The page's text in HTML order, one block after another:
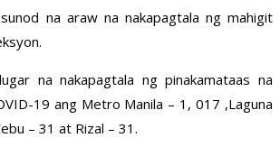
na araw na nakapagtala ng mahigit
na nakapagtala ng pinakamataas na
19 ang Metro Manila – 1, 017 ,Laguna
– 31 at Rizal – 31.